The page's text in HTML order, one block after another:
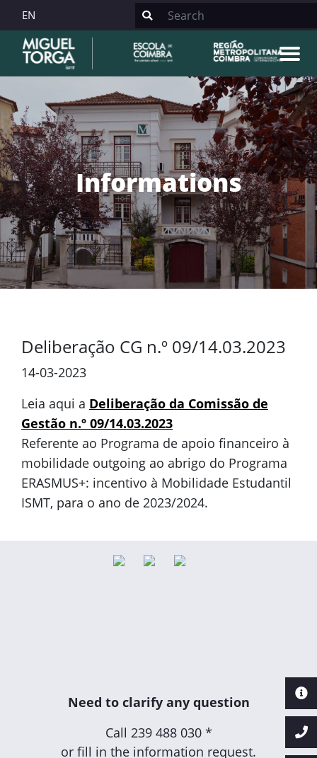
EN
Informations
Deliberação CG n.º 09/14.03.2023
14-03-2023
Leia aqui a Deliberação da Comissão de
Gestão n.º 09/14.03.2023
Referente ao Programa de apoio financeiro à
mobilidade outgoing ao abrigo do Programa
ERASMUS+: incentivo à Mobilidade Estudantil
ISMT, para o ano de 2023/2024.
Need to clarify any question
Call 239 488 030 *
or fill in the information request.